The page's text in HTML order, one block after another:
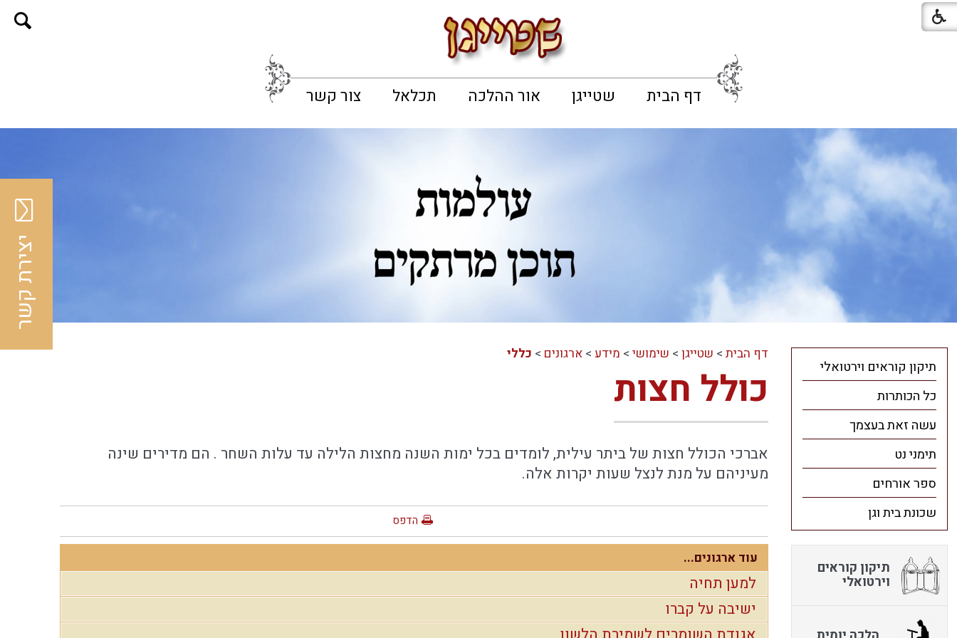
דף הבית שטייגן אור ההלכה תכלאל צור קשר
דף הבית> שטייגן> שימושי> מידע > ארגונים > כללי
כולל חצות
אברכי הכולל חצות של ביתר עילית, לומדים בכל ימות השנה מחצות הלילה עד עלות השחר . הם מדירים שינה
מעיניהם על מנת לנצל שעות יקרות אלה.
הדפס
עוד ארגונים...
למען תחיה
ישיבה על קברו
תיקון קוראים וירטואלי
כל הכותרות
עשה זאת בעצמך
תימני נט
ספר אורחים
שכונת בית וגן
תיקון קוראים
וירטואלי
יצירת קשר